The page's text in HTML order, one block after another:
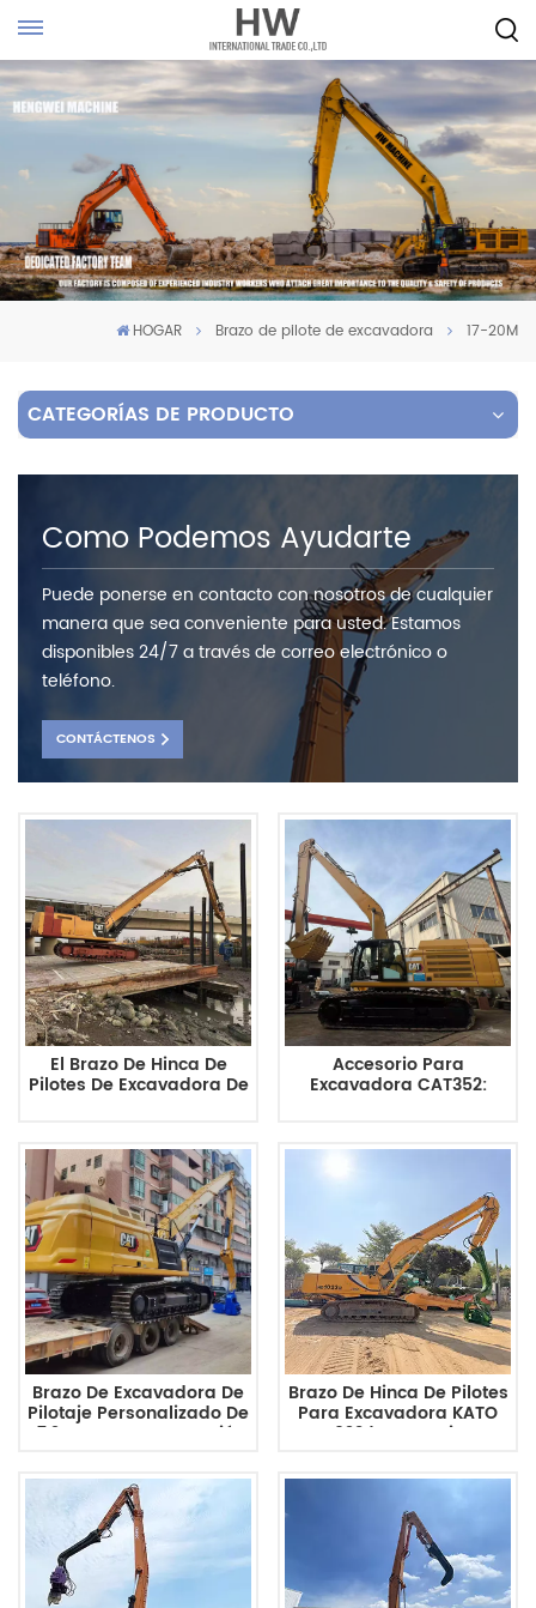
HOGAR Brazo de pilote de excavadora 17-20M
CATEGORÍAS DE PRODUCTO
Como Podemos Ayudarte
Puede ponerse en contacto con nosotros de cualquier
manera que sea conveniente para usted. Estamos
disponibles 24/7 a través de correo electrónico o
teléfono.
CONTÁCTENOS
El Brazo De Hinca De
Pilotes De Excavadora De
Una Profundidad De
Hinca De Pilotes Para
Cat350
Accesorio Para
Excavadora CAT352:
Hidráulico.
Brazo De Excavadora De
Pilotaje Personalizado De
17,2 M Para Construcción
Excavadora CAT352
Brazo De Hinca De Pilotes
Para Excavadora KATO
HD1023 | Accesorio De
Pilotes Personalizado